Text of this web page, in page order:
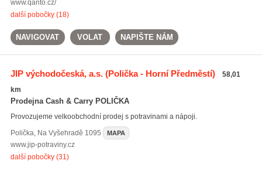
www.qanto.cz/
další pobočky (18)
NAVIGOVAT VOLAT NAPIŠTE NÁM
JIP východočeská, a.s.(Polička - Horní Předměstí)
58,01
km
Prodejna Cash & Carry POLIČKA
Provozujeme velkoobchodní prodej s potravinami a nápoji.
Polička, Na Vyšehradě 1095 MAPA
www.jip-potraviny.cz
další pobočky (31)